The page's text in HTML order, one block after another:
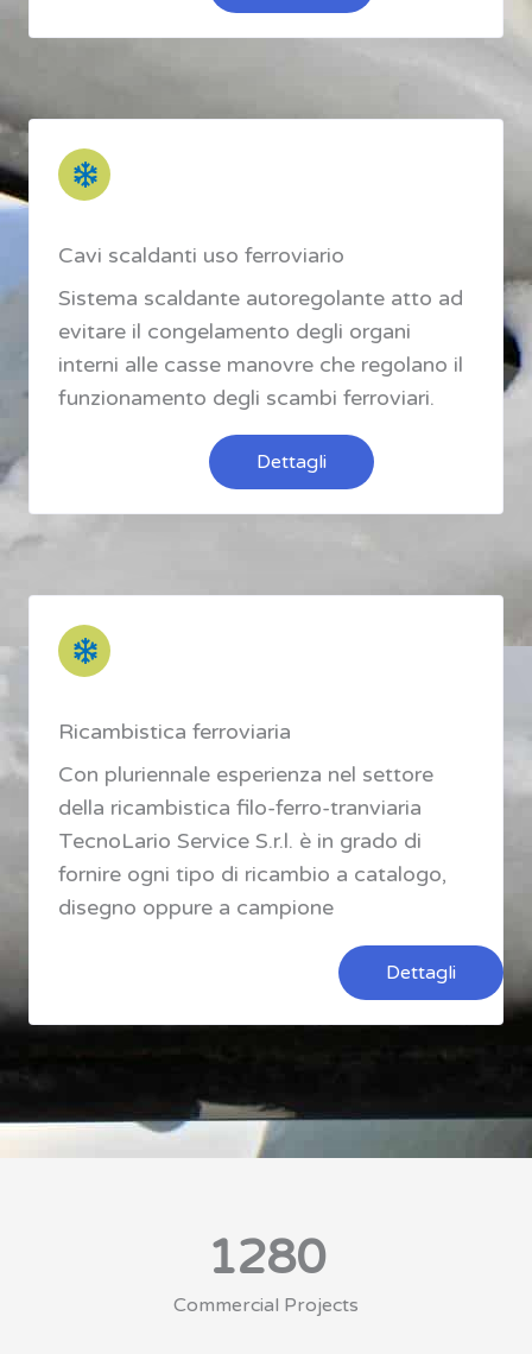
Cavi scaldanti uso ferroviario
Sistema scaldante autoregolante atto ad
evitare il congelamento degli organi
interni alle casse manovre che regolano il
funzionamento degli scambi ferroviari.
Dettagli
Ricambistica ferroviaria
Con pluriennale esperienza nel settore
della ricambistica filo-ferro-tranviaria
TecnoLario Service S.r.l. è in grado di
fornire ogni tipo di ricambio a catalogo,
disegno oppure a campione
Dettagli
1280
Commercial Projects